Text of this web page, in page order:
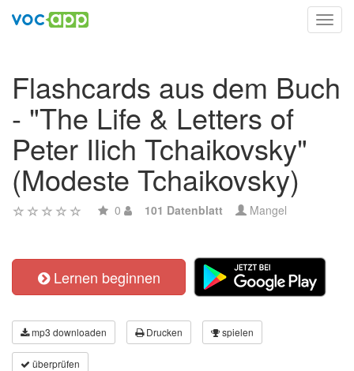
Flashcards aus dem Buch
- "The Life & Letters of
Peter Ilich Tchaikovsky"
(Modeste Tchaikovsky)
0 101 Datenblatt Mangel
Lernen beginnen
mp3 downloaden Drucken spielen
überprüfen